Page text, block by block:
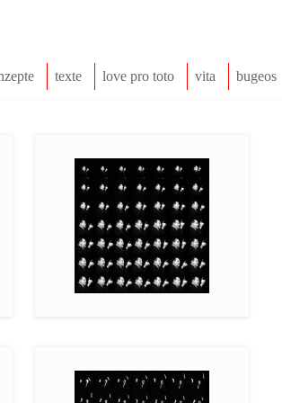
texte love pro toto vita bugeos